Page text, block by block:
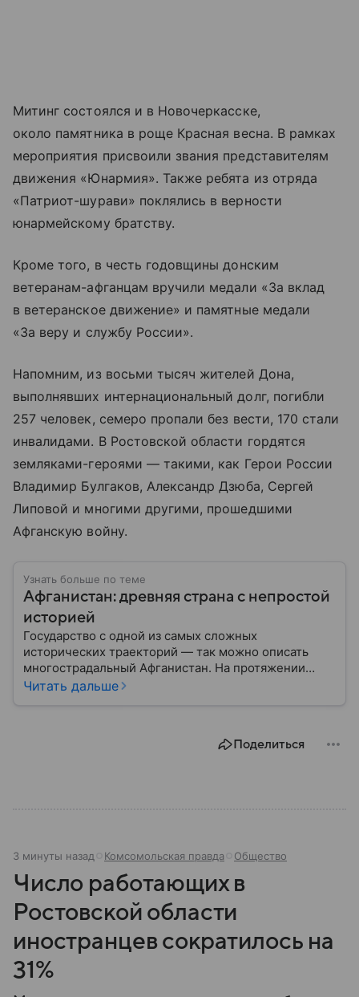
Митинг состоялся и в Новочеркасске,
около памятника в роще Красная весна. В рамках
мероприятия присвоили звания представителям
движения «Юнармия». Также ребята из отряда
«Патриот-шурави» поклялись в верности
юнармейскому братству.
Кроме того, в честь годовщины донским
ветеранам-афганцам вручили медали «За вклад
в ветеранское движение» и памятные медали
«За веру и службу России».
Напомним, из восьми тысяч жителей Дона,
выполнявших интернациональный долг, погибли
257 человек, семеро пропали без вести, 170 стали
инвалидами. В Ростовской области гордятся
земляками-героями — такими, как Герои России
Владимир Булгаков, Александр Дзюба, Сергей
Липовой и многими другими, прошедшими
Афганскую войну.
Узнать больше по теме
Афганистан: древняя страна с непростой
историей
Государство с одной из самых сложных
исторических траекторий — так можно описать
многострадальный Афганистан. На протяжении
веков его территория находилась на стыке
складывалась его история и какую роль он играет в
Читать дальше
Поделиться
3 минуты назад Комсомольская правда Общество
Число работающих в
Ростовской области
иностранцев сократилось на
31%